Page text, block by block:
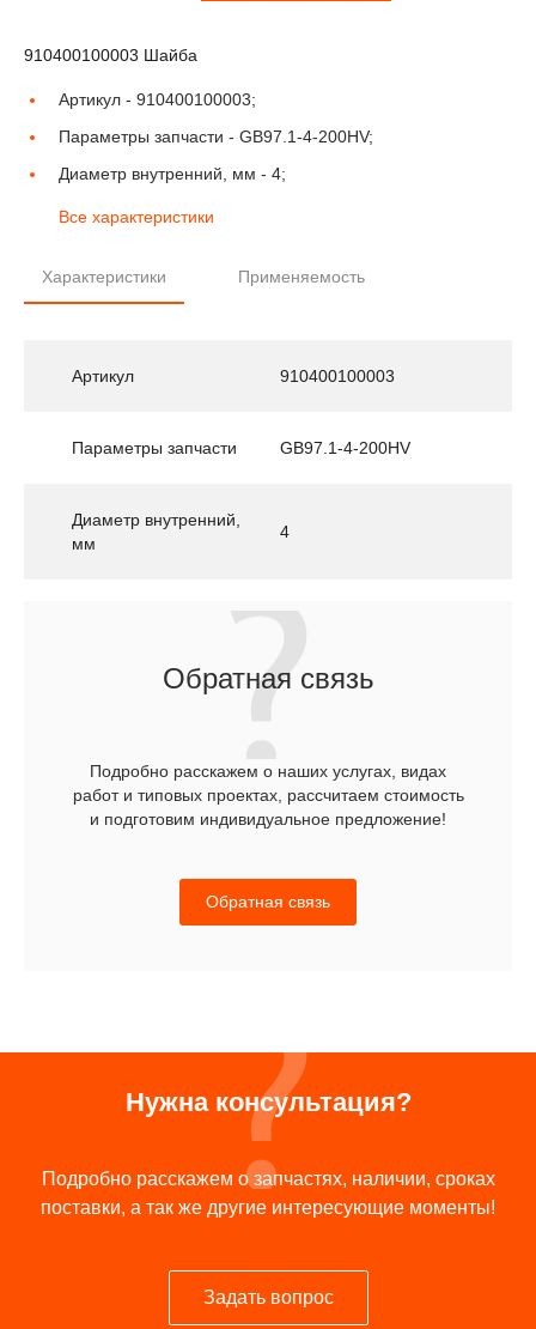
910400100003 Шайба
Артикул - 910400100003;
Параметры запчасти - GB97.1-4-200HV;
Диаметр внутренний, мм - 4;
Все характеристики
Характеристики Применяемость
Артикул 910400100003
Параметры запчасти GB97.1-4-200HV
Диаметр внутренний,
мм
4
Обратная связь
Подробно расскажем о наших услугах, видах
работ и типовых проектах, рассчитаем стоимость
и подготовим индивидуальное предложение!
Обратная связь
Нужна консультация?
Подробно расскажем о запчастях, наличии, сроках
поставки, а так же другие интересующие моменты!
Задать вопрос